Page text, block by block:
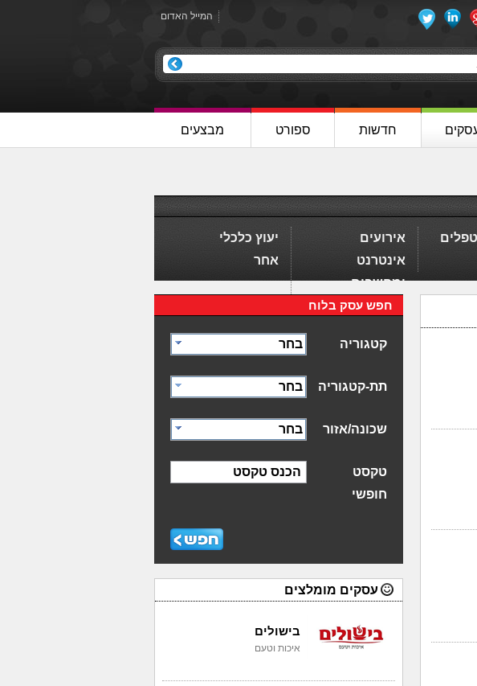
המייל האדום
חדשות ספורט מבצעים
אירועים
אינטרנט
ומחשבים
יעוץ כלכלי
אחר
חפש עסק בלוח
קטגוריה בחר
תת-קטגוריה בחר
שכונה/אזור בחר
טקסט
חופשי
הכנס טקסט
עסקים מומלצים
בישולים
איכות וטעם